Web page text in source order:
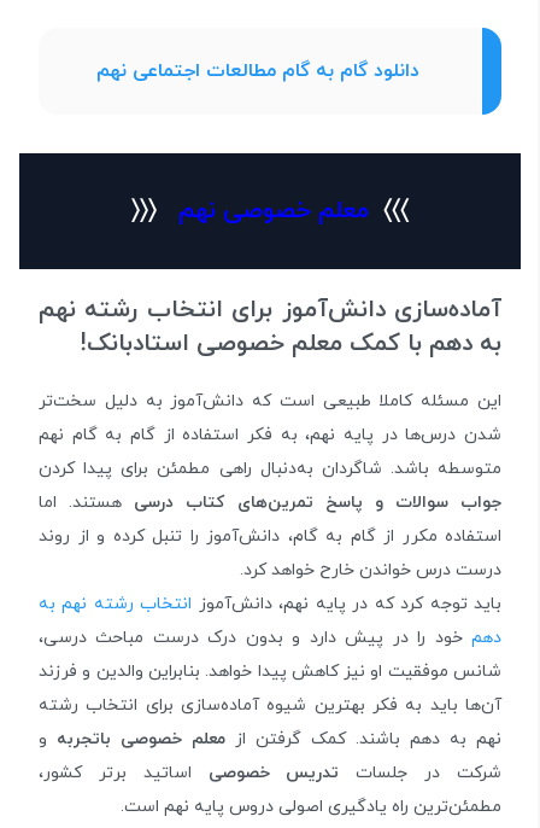
دانلود گام به گام مطالعات اجتماعی نهم
〉〉〉 معلم خصوصی نهم 〈〈〈
آماده‌سازی دانش‌آموز برای انتخاب رشته نهم
به دهم با کمک معلم خصوصی استادبانک!
این مسئله کاملا طبیعی است که دانش‌آموز به دلیل سخت‌تر
شدن درس‌ها در پایه نهم، به فکر استفاده از گام به گام نهم
متوسطه باشد. شاگردان به‌دنبال راهی مطمئن برای پیدا کردن
جواب سوالات و پاسخ تمرین‌های کتاب درسی هستند. اما
استفاده مکرر از گام به گام، دانش‌آموز را تنبل کرده و از روند
درست درس خواندن خارح خواهد کرد.
باید توجه کرد که در پایه نهم، دانش‌آموز انتخاب رشته نهم به
دهم خود را در پیش دارد و بدون درک درست مباحث درسی،
شانس موفقیت او نیز کاهش پیدا خواهد. بنابراین والدین و فرزند
آن‌ها باید به فکر بهترین شیوه آماده‌سازی برای انتخاب رشته
نهم به دهم باشند. کمک گرفتن از معلم خصوصی باتجربه و
شرکت در جلساتتدریس خصوصی اساتید برتر کشور،
مطمئن‌ترین راه یادگیری اصولی دروس پایه نهم است.